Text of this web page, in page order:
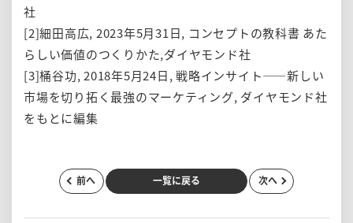
社
[2]細田高広, 2023年5月31日, コンセプトの教科書 あた
らしい価値のつくりかた,ダイヤモンド社
[3]桶谷功, 2018年5月24日, 戦略インサイト――新しい
市場を切り拓く最強のマーケティング, ダイヤモンド社
をもとに編集
前へ 一覧に戻る 次へ